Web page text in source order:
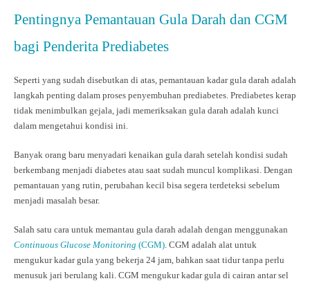
Pentingnya Pemantauan Gula Darah dan CGM
bagi Penderita Prediabetes
Seperti yang sudah disebutkan di atas, pemantauan kadar gula darah adalah
langkah penting dalam proses penyembuhan prediabetes. Prediabetes kerap
tidak menimbulkan gejala, jadi memeriksakan gula darah adalah kunci
dalam mengetahui kondisi ini.
Banyak orang baru menyadari kenaikan gula darah setelah kondisi sudah
berkembang menjadi diabetes atau saat sudah muncul komplikasi. Dengan
pemantauan yang rutin, perubahan kecil bisa segera terdeteksi sebelum
menjadi masalah besar.
Salah satu cara untuk memantau gula darah adalah dengan menggunakan
Continuous Glucose Monitoring (CGM). CGM adalah alat untuk
mengukur kadar gula yang bekerja 24 jam, bahkan saat tidur tanpa perlu
menusuk jari berulang kali. CGM mengukur kadar gula di cairan antar sel